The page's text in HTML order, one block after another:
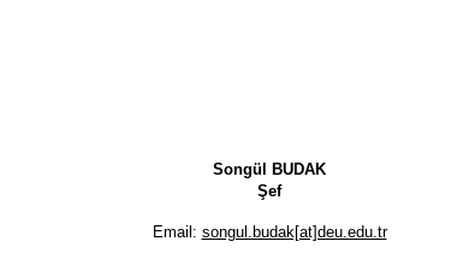
Songül BUDAK
Şef
Email: songul.budak[at]deu.edu.tr